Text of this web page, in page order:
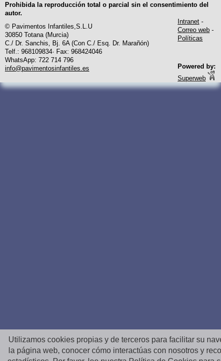
Prohibida la reproducción total o parcial sin el consentimiento del
autor.
© Pavimentos Infantiles,S.L.U
30850 Totana (Murcia)
C./ Dr. Sanchis, Bj. 6A (Con C./ Esq. Dr. Marañón)
Telf.: 968109834· Fax: 968424046
WhatsApp: 722 714 796
info@pavimentosinfantiles.es
Intranet -
Correo web -
Políticas
Powered by:
Superweb
Utilizamos cookies propias y de terceros para facilitar su
la página web, conocer cómo interactúas con nosotros y